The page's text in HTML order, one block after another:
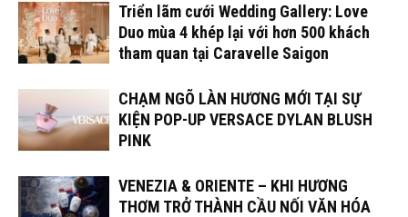
Triển lãm cưới Wedding Gallery: Love
Duo mùa 4 khép lại với hơn 500 khách
tham quan tại Caravelle Saigon
CHẠM NGÕ LÀN HƯƠNG MỚI TẠI SỰ
KIỆN POP-UP VERSACE DYLAN BLUSH
PINK
VENEZIA & ORIENTE – KHI HƯƠNG
THƠM TRỞ THÀNH CẦU NỐI VĂN HÓA